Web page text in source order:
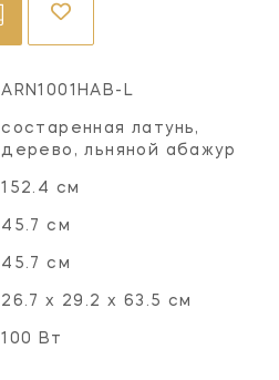
ARN1001HAB-L
состаренная латунь,
дерево, льняной абажур
152.4 см
45.7 см
45.7 см
26.7 х 29.2 х 63.5 см
100 Вт